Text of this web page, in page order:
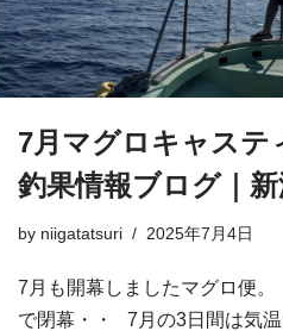
7月マグロキャステ
釣果情報ブログ｜
by niigatatsuri 2025年7月4日
7月も開幕しましたマグロ便
で閉幕・・ 7月の3日間は気